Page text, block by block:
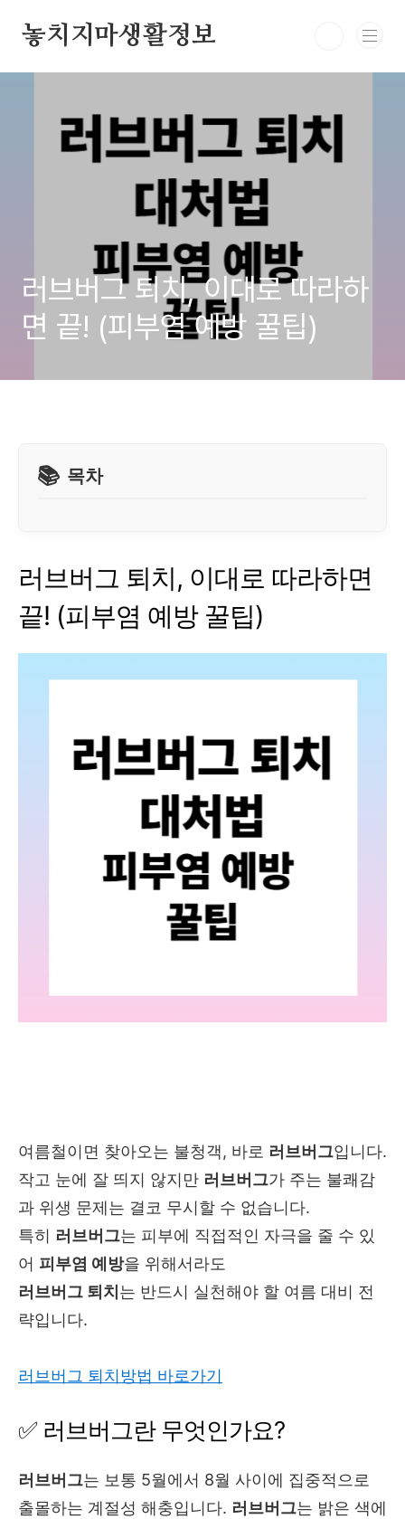
놓치지마생활정보
러브버그 퇴치, 이대로 따라하
면 끝! (피부염 예방 꿀팁)
목차
러브버그 퇴치, 이대로 따라하면
끝! (피부염 예방 꿀팁)
여름철이면 찾아오는 불청객, 바로 러브버그입니다.
작고 눈에 잘 띄지 않지만 러브버그가 주는 불쾌감
과 위생 문제는 결코 무시할 수 없습니다.
특히 러브버그는 피부에 직접적인 자극을 줄 수 있
어 피부염 예방을 위해서라도
러브버그 퇴치 는 반드시 실천해야 할 여름 대비 전
략입니다.
러브버그 퇴치방법 바로가기
✅ 러브버그란 무엇인가요?
러브버그는 보통 5월에서 8월 사이에 집중적으로
출몰하는 계절성 해충입니다. 러브버그는 밝은 색에